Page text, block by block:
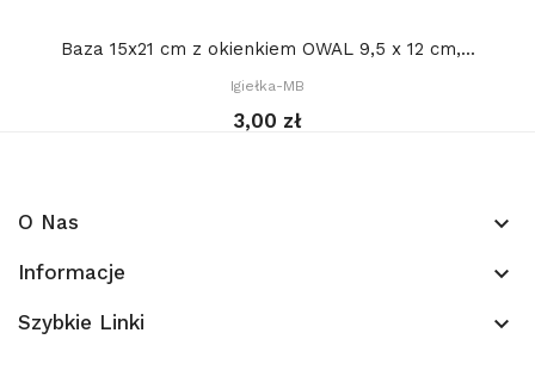
Baza 15x21 cm z okienkiem OWAL 9,5 x 12 cm,...
Igiełka-MB
3,00 zł
O Nas keyboard_arrow_down
Informacje keyboard_arrow_down
Szybkie Linki keyboard_arrow_down